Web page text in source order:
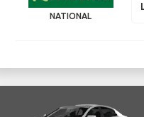
NATIONAL